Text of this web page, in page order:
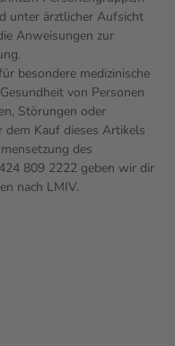
unter ärztlicher Aufsicht
Anweisungen zur
besondere medizinische
von Personen
Störungen oder
dem Kauf dieses Artikels
des
809 2222 geben wir dir
nach LMIV.